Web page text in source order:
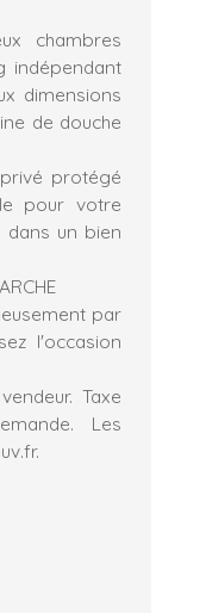
chambres
indépendant
dimensions
de douche
protégé
pour votre
dans un bien
par
l'occasion
Taxe
Les